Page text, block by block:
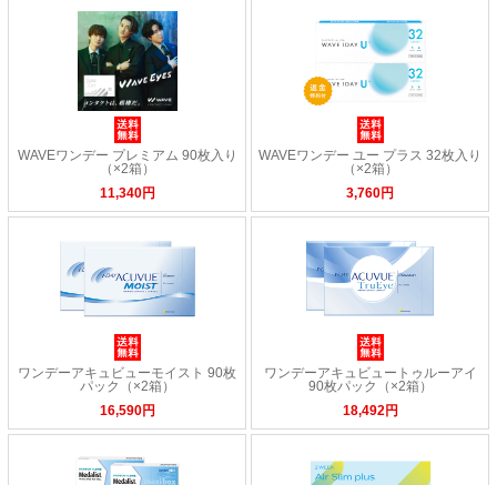
WAVEワンデー プレミアム 90枚入り
（×2箱）
11,340円
WAVEワンデー ユー プラス 32枚入り
（×2箱）
3,760円
ワンデーアキュビューモイスト 90枚
パック（×2箱）
16,590円
ワンデーアキュビュートゥルーアイ
90枚パック（×2箱）
18,492円